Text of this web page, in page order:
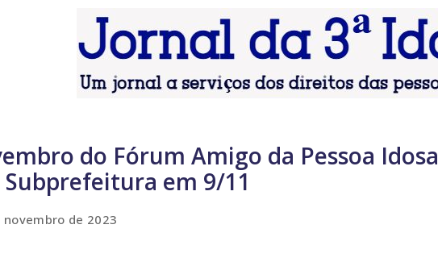
do Fórum Amigo da Pessoa Idosa
em 9/11
novembro de 2023